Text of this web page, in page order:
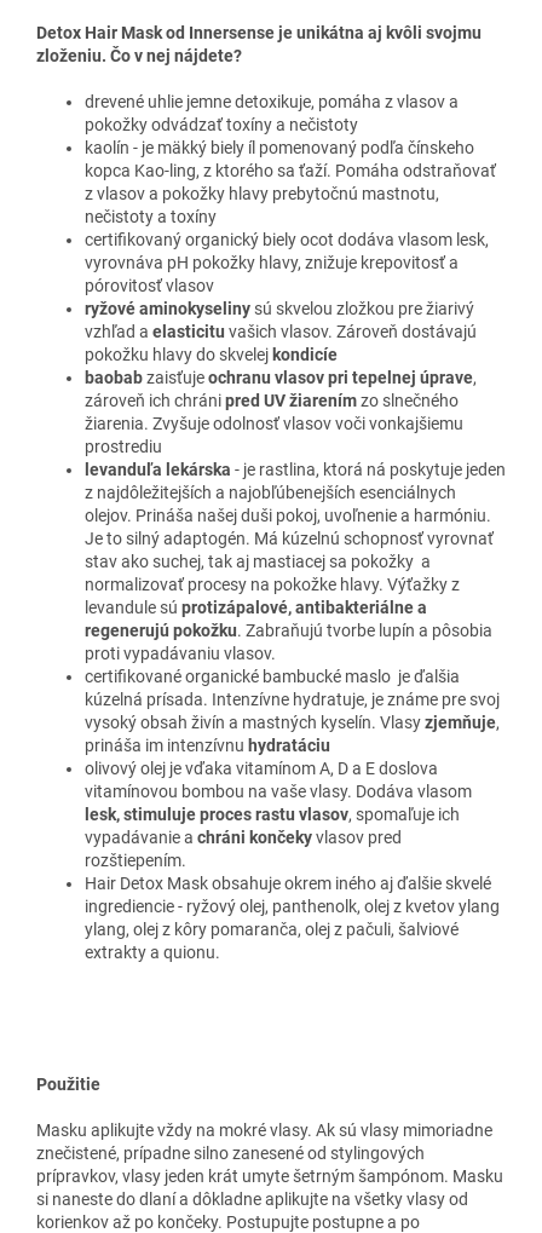
Detox Hair Mask od Innersense je unikátna aj kvôli svojmu
zloženiu. Čo v nej nájdete?
drevené uhlie jemne detoxikuje, pomáha z vlasov a
pokožky odvádzať toxíny a nečistoty
kaolín - je mäkký biely íl pomenovaný podľa čínskeho
kopca Kao-ling, z ktorého sa ťaží. Pomáha odstraňovať
z vlasov a pokožky hlavy prebytočnú mastnotu,
nečistoty a toxíny
certifikovaný organický biely ocot dodáva vlasom lesk,
vyrovnáva pH pokožky hlavy, znižuje krepovitosť a
pórovitosť vlasov
ryžové aminokyseliny sú skvelou zložkou pre žiarivý
vzhľad a elasticitu vašich vlasov. Zároveň dostávajú
pokožku hlavy do skvelej kondicíe
baobabzaisťujeochranu vlasov pri tepelnej úprave,
zároveň ich chránipred UV žiarenímzo slnečného
žiarenia. Zvyšuje odolnosť vlasov voči vonkajšiemu
prostrediu
levanduľa lekárska - je rastlina, ktorá ná poskytuje jeden
z najdôležitejších a najobľúbenejších esenciálnych
olejov. Prináša našej duši pokoj, uvoľnenie a harmóniu.
Je to silný adaptogén. Má kúzelnú schopnosť vyrovnať
stav ako suchej, tak aj mastiacej sa pokožky a
normalizovať procesy na pokožke hlavy. Výťažky z
levandule sú protizápalové, antibakteriálne a
regenerujú pokožku. Zabraňujú tvorbe lupín a pôsobia
proti vypadávaniu vlasov.
certifikované organické bambucké maslo je ďalšia
kúzelná prísada. Intenzívne hydratuje, je známe pre svoj
vysoký obsah živín a mastných kyselín. Vlasyzjemňuje,
prináša im intenzívnu hydratáciu
olivový olej je vďaka vitamínom A, D a E doslova
vitamínovou bombou na vaše vlasy. Dodáva vlasom
lesk, stimuluje proces rastu vlasov, spomaľuje ich
vypadávanie a chráni končekyvlasov pred
rozštiepením.
Hair Detox Mask obsahuje okrem iného aj ďalšie skvelé
ingrediencie - ryžový olej, panthenolk, olej z kvetov ylang
ylang, olej z kôry pomaranča, olej z pačuli, šalviové
extrakty a quionu.
Použitie
Masku aplikujte vždy na mokré vlasy. Ak sú vlasy mimoriadne
znečistené, prípadne silno zanesené od stylingových
prípravkov, vlasy jeden krát umyte šetrným šampónom. Masku
si naneste do dlaní a dôkladne aplikujte na všetky vlasy od
korienkov až po končeky. Postupujte postupne a po